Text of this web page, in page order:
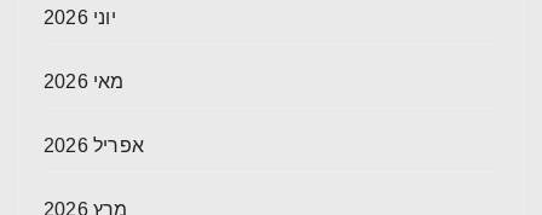
יוני 2026
מאי 2026
אפריל 2026
מרץ 2026